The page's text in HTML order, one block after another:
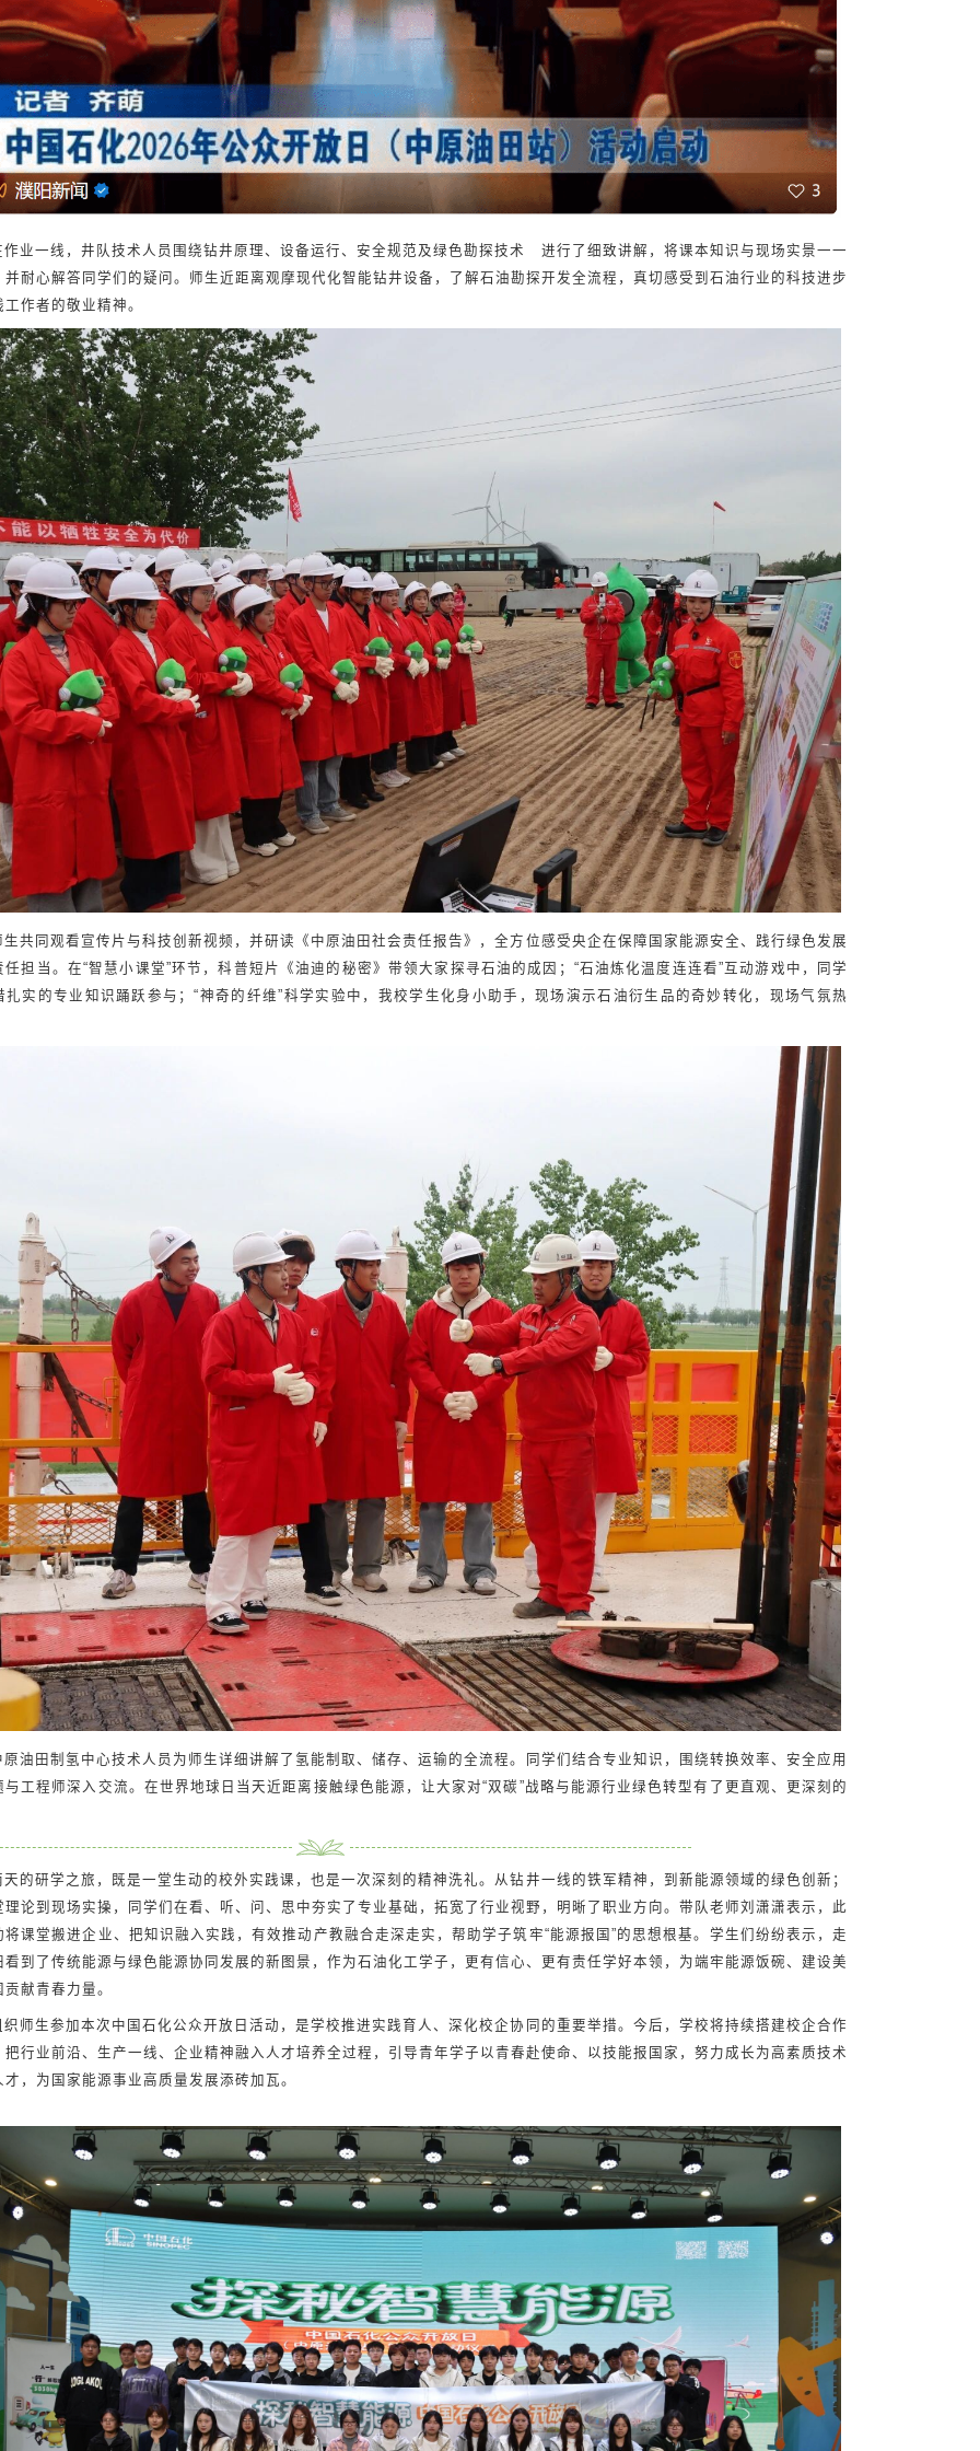
作业一线，井队技术人员围绕钻井原理、设备运行、安全规范及绿色勘探技术
进行了细致讲解，将课本知识与现场实景一一
并耐心解答同学们的疑问。师生近距离观摩现代化智能钻井设备，了解石油勘探开发全流程，真切感受到石油行业的科技进步
工作者的敬业精神。
生共同观看宣传片与科技创新视频，并研读《中原油田社会责任报告》，全方位感受央企在保障国家能源安全、践行绿色发展
任担当。在“智慧小课堂”环节，科普短片《油迪的秘密》带领大家探寻石油的成因；“石油炼化温度连连看”互动游戏中，同学
扎实的专业知识踊跃参与；“神奇的纤维”科学实验中，我校学生化身小助手，现场演示石油衍生品的奇妙转化，现场气氛热
原油田制氢中心技术人员为师生详细讲解了氢能制取、储存、运输的全流程。同学们结合专业知识，围绕转换效率、安全应用
与工程师深入交流。在世界地球日当天近距离接触绿色能源，让大家对“双碳”战略与能源行业绿色转型有了更直观、更深刻的
天的研学之旅，既是一堂生动的校外实践课，也是一次深刻的精神洗礼。从钻井一线的铁军精神，到新能源领域的绿色创新；
理论到现场实操，同学们在看、听、问、思中夯实了专业基础，拓宽了行业视野，明晰了职业方向。带队老师刘潇潇表示，此
将课堂搬进企业、把知识融入实践，有效推动产教融合走深走实，帮助学子筑牢“能源报国”的思想根基。学生们纷纷表示，走
看到了传统能源与绿色能源协同发展的新图景，作为石油化工学子，更有信心、更有责任学好本领，为端牢能源饭碗、建设美
贡献青春力量。
织师生参加本次中国石化公众开放日活动，是学校推进实践育人、深化校企协同的重要举措。今后，学校将持续搭建校企合作
把行业前沿、生产一线、企业精神融入人才培养全过程，引导青年学子以青春赴使命、以技能报国家，努力成长为高素质技术
才，为国家能源事业高质量发展添砖加瓦。